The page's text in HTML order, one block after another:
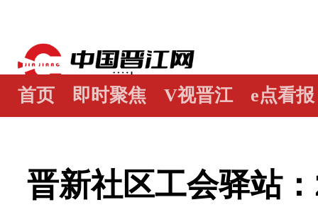
首页 即时聚焦 V视晋江 e点看报
晋新社区工会驿站